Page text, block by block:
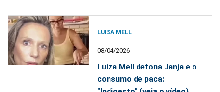
LUISA MELL
08/04/2026
Luiza Mell detona Janja e o
consumo de paca: